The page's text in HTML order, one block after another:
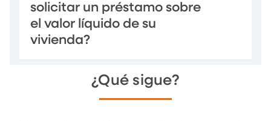
solicitar un préstamo sobre
el valor líquido de su
vivienda?
¿Qué sigue?